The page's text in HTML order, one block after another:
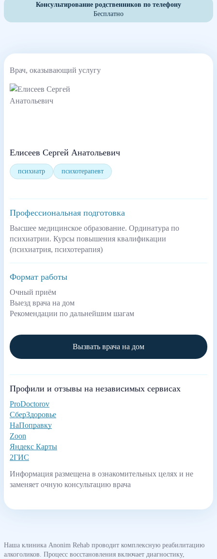
Консультирование родственников по телефону
Бесплатно
Врач, оказывающий услугу
Елисеев Сергей Анатольевич
психиатр психотерапевт
Профессиональная подготовка
Высшее медицинское образование. Ординатура по
психиатрии. Курсы повышения квалификации
(психиатрия, психотерапия)
Формат работы
Очный приём
Выезд врача на дом
Рекомендации по дальнейшим шагам
Вызвать врача на дом
Профили и отзывы на независимых сервисах
ProDoctorov
СберЗдоровье
НаПоправку
Zoon
Яндекс Карты
2ГИС
Информация размещена в ознакомительных целях и не
заменяет очную консультацию врача
Наша клиника Anonim Rehab проводит комплексную реабилитацию
алкоголиков. Процесс восстановления включает диагностику,